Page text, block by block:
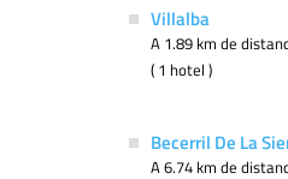
Villalba
A 1.89 km de
( 1 hotel )
Becerril De La
A 6.74 km de